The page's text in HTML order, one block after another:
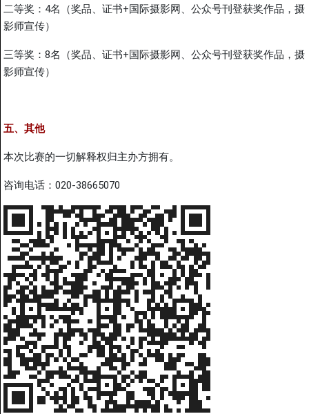
二等奖：4名（奖品、证书+国际摄影网、公众号刊登获奖作品，摄
影师宣传）
三等奖：8名（奖品、证书+国际摄影网、公众号刊登获奖作品，摄
影师宣传）
五、其他
本次比赛的一切解释权归主办方拥有。
咨询电话：020-38665070